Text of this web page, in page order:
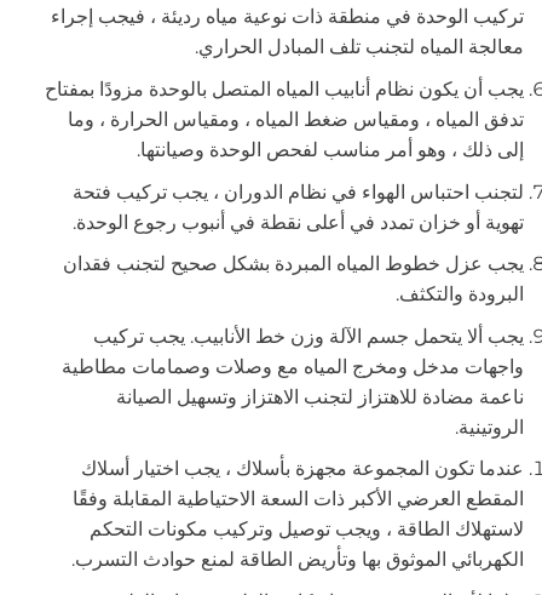
تركيب الوحدة في منطقة ذات نوعية مياه رديئة ، فيجب إجراء
معالجة المياه لتجنب تلف المبادل الحراري.
يجب أن يكون نظام أنابيب المياه المتصل بالوحدة مزودًا بمفتاح
تدفق المياه ، ومقياس ضغط المياه ، ومقياس الحرارة ، وما
إلى ذلك ، وهو أمر مناسب لفحص الوحدة وصيانتها.
لتجنب احتباس الهواء في نظام الدوران ، يجب تركيب فتحة
تهوية أو خزان تمدد في أعلى نقطة في أنبوب رجوع الوحدة.
يجب عزل خطوط المياه المبردة بشكل صحيح لتجنب فقدان
البرودة والتكثف.
يجب ألا يتحمل جسم الآلة وزن خط الأنابيب. يجب تركيب
واجهات مدخل ومخرج المياه مع وصلات وصمامات مطاطية
ناعمة مضادة للاهتزاز لتجنب الاهتزاز وتسهيل الصيانة
الروتينية.
عندما تكون المجموعة مجهزة بأسلاك ، يجب اختيار أسلاك
المقطع العرضي الأكبر ذات السعة الاحتياطية المقابلة وفقًا
لاستهلاك الطاقة ، ويجب توصيل وتركيب مكونات التحكم
الكهربائي الموثوق بها وتأريض الطاقة لمنع حوادث التسرب.